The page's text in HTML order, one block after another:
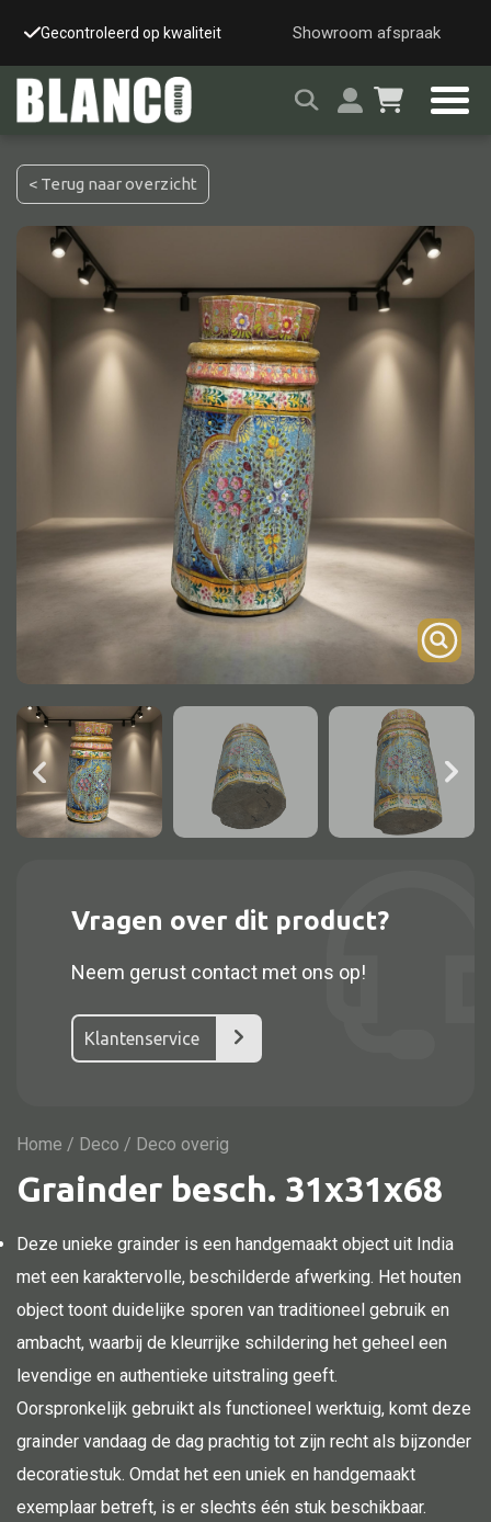
Gecontroleerd op kwaliteit Snelle & veilige
Showroom afspraak
Alle tafels
Salontafel
Eettafel
Onderstel
Bartafel
Alle kasten
Glaskast
Boekenkast
Nachtkast
TV meubel
Fautteuil
Barstoel
Kinderstoel
Kruk
Stoel overig
< Terug naar overzicht
Vragen over dit product?
Neem gerust contact met ons op!
Klantenservice
Home / Deco / Deco overig
Grainder besch. 31x31x68
Deze unieke grainder is een handgemaakt object uit India
met een karaktervolle, beschilderde afwerking. Het houten
object toont duidelijke sporen van traditioneel gebruik en
ambacht, waarbij de kleurrijke schildering het geheel een
levendige en authentieke uitstraling geeft.
Oorspronkelijk gebruikt als functioneel werktuig, komt deze
grainder vandaag de dag prachtig tot zijn recht als bijzonder
decoratiestuk. Omdat het een uniek en handgemaakt
exemplaar betreft, is er slechts één stuk beschikbaar.